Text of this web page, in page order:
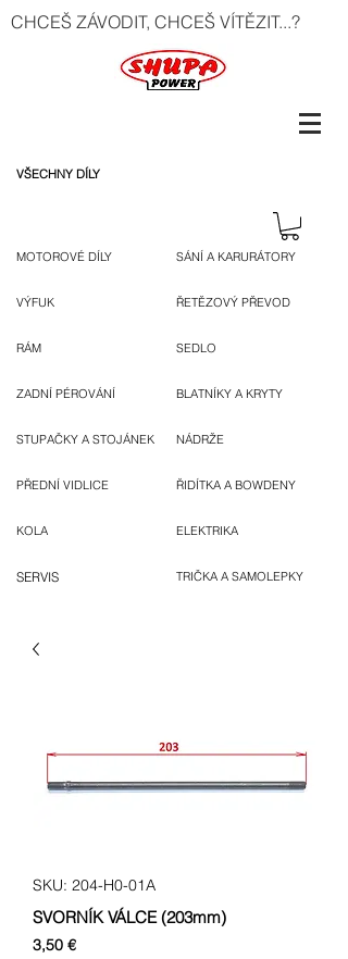
CHCEŠ ZÁVODIT, CHCEŠ VÍTĚZIT...?
VŠECHNY DÍLY
MOTOROVÉ DÍLY
VÝFUK
RÁM
ZADNÍ PÉROVÁNÍ
STUPAČKY A STOJÁNEK
PŘEDNÍ VIDLICE
KOLA
SERVIS
SÁNÍ A KARURÁTORY
ŘETĚZOVÝ PŘEVOD
SEDLO
BLATNÍKY A KRYTY
NÁDRŽE
ŘIDÍTKA A BOWDENY
ELEKTRIKA
TRIČKA A SAMOLEPKY
SKU: 204-H0-01A
SVORNÍK VÁLCE (203mm)
3,50 €Cena